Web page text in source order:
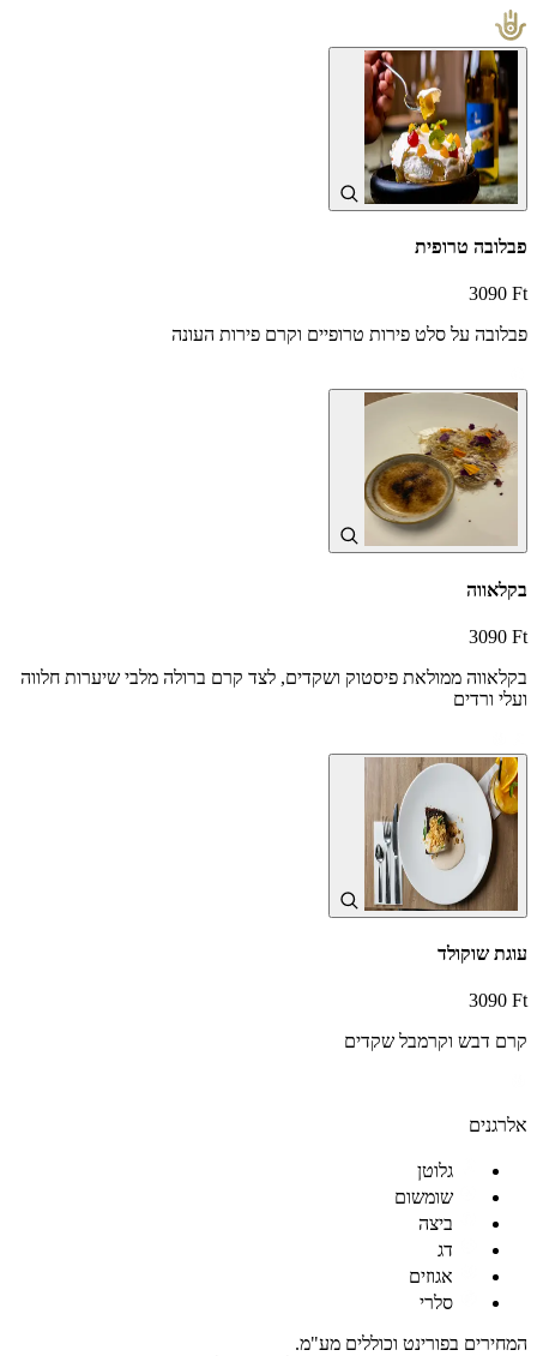
פבלובה טרופית
3090 Ft
פבלובה על סלט פירות טרופיים וקרם פירות העונה
בקלאווה
3090 Ft
בקלאווה ממולאת פיסטוק ושקדים, לצד קרם ברולה מלבי שיערות חלווה
ועלי ורדים
עוגת שוקולד
3090 Ft
קרם דבש וקרמבל שקדים
אלרגנים
גלוטן
שומשום
ביצה
דג
אגוזים
סלרי
המחירים בפורינט וכוללים מע"מ.